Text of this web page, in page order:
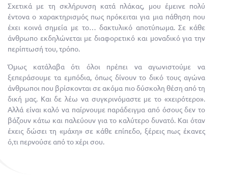
Σχετικά με τη σκλήρυνση κατά πλάκας, μου έμεινε πολύ
έντονα ο χαρακτηρισμός πως πρόκειται για μια πάθηση που
έχει κοινά σημεία με το… δακτυλικό αποτύπωμα. Σε κάθε
άνθρωπο εκδηλώνεται με διαφορετικό και μοναδικό για την
περίπτωσή του, τρόπο.
Όμως κατάλαβα ότι όλοι πρέπει να αγωνιστούμε να
ξεπεράσουμε τα εμπόδια, όπως δίνουν το δικό τους αγώνα
άνθρωποι που βρίσκονται σε ακόμα πιο δύσκολη θέση από τη
δική μας. Και δε λέω να συγκρινόμαστε με το «χειρότερο».
Αλλά είναι καλό να παίρνουμε παράδειγμα από όσους δεν το
βάζουν κάτω και παλεύουν για το καλύτερο δυνατό. Και όταν
έχεις δώσει τη «μάχη» σε κάθε επίπεδο, ξέρεις πως έκανες
ό,τι περνούσε από το χέρι σου.